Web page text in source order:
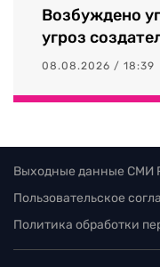
Возбуждено
угроз
08.08.2026 / 18:39
Выходные данные СМИ
Пользовательское
Политика обработки